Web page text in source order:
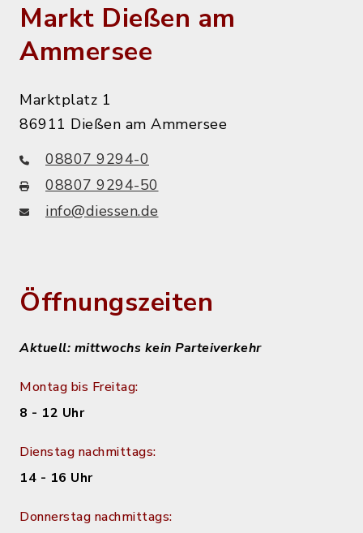
Markt Dießen am
Ammersee
Marktplatz 1
86911 Dießen am Ammersee
08807 9294-0
08807 9294-50
info@diessen.de
Öffnungszeiten
Aktuell: mittwochs kein Parteiverkehr
Montag bis Freitag:
8 - 12 Uhr
Dienstag nachmittags:
14 - 16 Uhr
Donnerstag nachmittags: